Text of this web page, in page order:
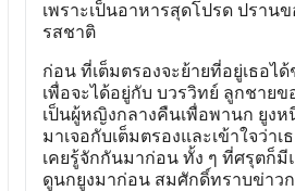
เพราะเป็นอาหารสุดโปรด ปราน
รสชาติ
ก่อน ที่เต็มตรองจะย้ายที่อยู่เธอไ
เพื่อจะได้อยู่กับ บวรวิทย์ ลูกชาย
เป็นผู้หญิงกลางคืนเพื่อพานก ยูง
มาเจอกับเต็มตรองและเข้าใจว่า
เคยรู้จักกันมาก่อน ทั้ง ๆ ที่ศรุตก็
ดูนกยูงมาก่อน สมศักดิ์ทราบข่าว